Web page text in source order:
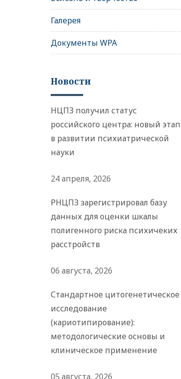
Галерея
Документы WPA
Новости
НЦПЗ получил статус
российского центра: новый этап
в развитии психиатрической
науки
24 апреля, 2026
РНЦПЗ зарегистрировал базу
данных для оценки шкалы
полигенного риска психичеких
расстройств
06 августа, 2026
Стандартное цитогенетическое
исследование
(кариотипирование):
методологические основы и
клиническое применение
05 августа, 2026